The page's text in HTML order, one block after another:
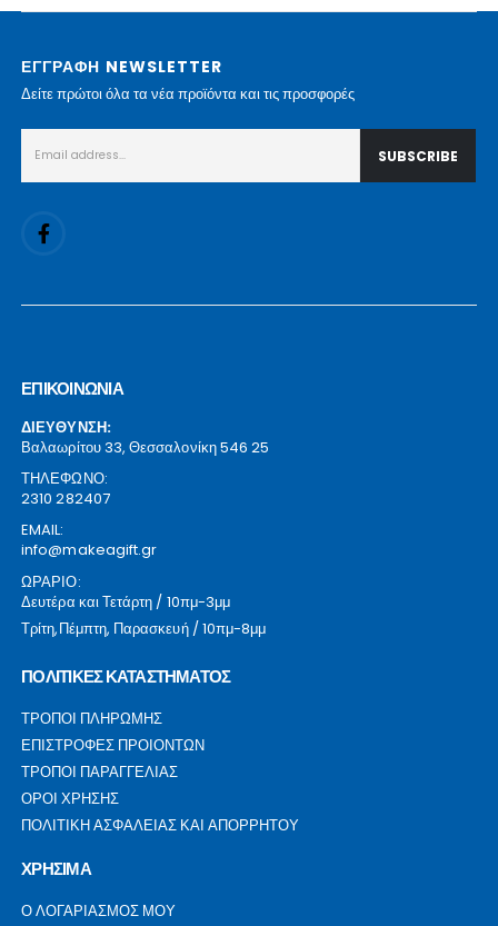
ΕΓΓΡΑΦΗ NEWSLETTER
Δείτε πρώτοι όλα τα νέα προϊόντα και τις προσφορές
ΕΠΙΚΟΙΝΩΝΙΑ
ΔΙΕΥΘΥΝΣΗ:
Βαλαωρίτου 33, Θεσσαλονίκη 546 25
ΤΗΛΕΦΩΝΟ:
2310 282407
EMAIL:
info@makeagift.gr
ΩΡΑΡΙΟ:
Δευτέρα και Τετάρτη / 10πμ-3μμ
Τρίτη,Πέμπτη, Παρασκευή / 10πμ-8μμ
ΠΟΛΙΤΙΚΕΣ ΚΑΤΑΣΤΗΜΑΤΟΣ
ΤΡΟΠΟΙ ΠΛΗΡΩΜΗΣ
ΕΠΙΣΤΡΟΦΕΣ ΠΡΟΙΟΝΤΩΝ
ΤΡΟΠΟΙ ΠΑΡΑΓΓΕΛΙΑΣ
ΟΡΟΙ ΧΡΗΣΗΣ
ΠΟΛΙΤΙΚΗ ΑΣΦΑΛΕΙΑΣ ΚΑΙ ΑΠΟΡΡΗΤΟΥ
ΧΡΗΣΙΜΑ
Ο ΛΟΓΑΡΙΑΣΜΟΣ ΜΟΥ